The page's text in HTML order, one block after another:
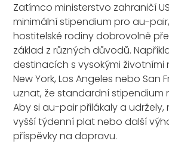
Zatímco ministerstvo zahraničí
minimální stipendium pro au-
hostitelské rodiny dobrovolně
základ z různých důvodů.
destinacích s vysokými životními
New York, Los Angeles nebo San
uznat, že standardní stipendium
Aby si au-pair přilákaly a
vyšší týdenní plat nebo další
příspěvky na dopravu.